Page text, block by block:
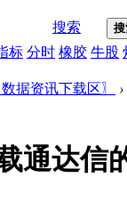
搜索
标 分时 橡胶 牛股
数据资讯下载区〗
›
通达信